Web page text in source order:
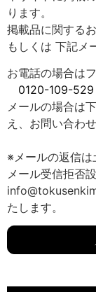
ります。
掲載品に関する
もしくは 下記メ
お電話の場合は
0120-109-529
メールの場合は
え、お問い合わ
※メールの返信は
メール受信拒否
たします。